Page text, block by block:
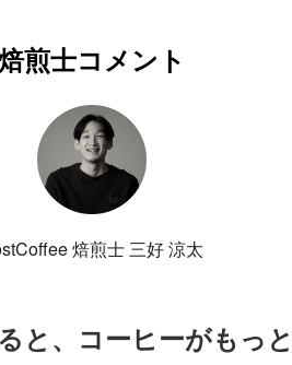
煎士コメント
焙煎士 三好 涼太
と、コーヒーがもっと